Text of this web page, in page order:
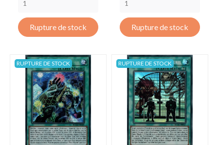
Rupture de stock Rupture de stock
RUPTURE DE STOCK RUPTURE DE STOCK